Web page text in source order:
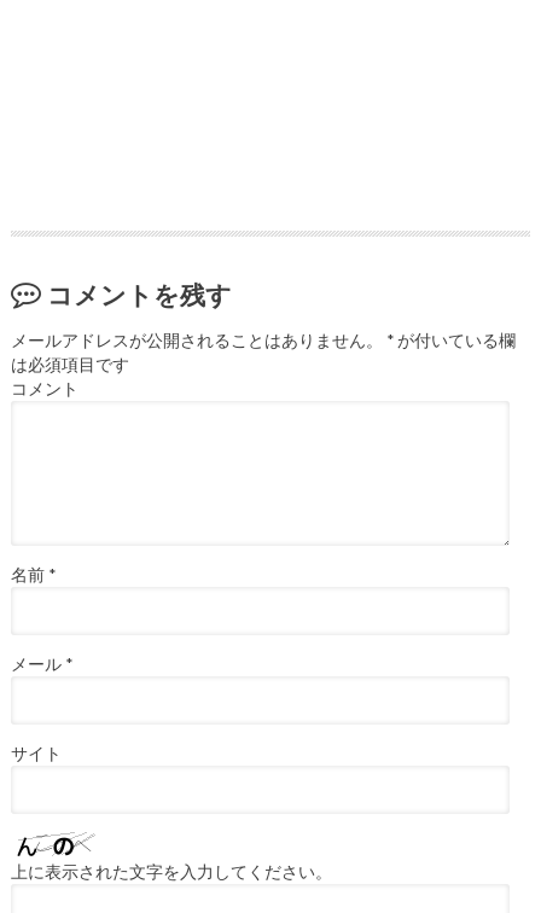
コメントを残す
メールアドレスが公開されることはありません。 *が付いている欄
は必須項目です
コメント
名前 *
メール *
サイト
上に表示された文字を入力してください。